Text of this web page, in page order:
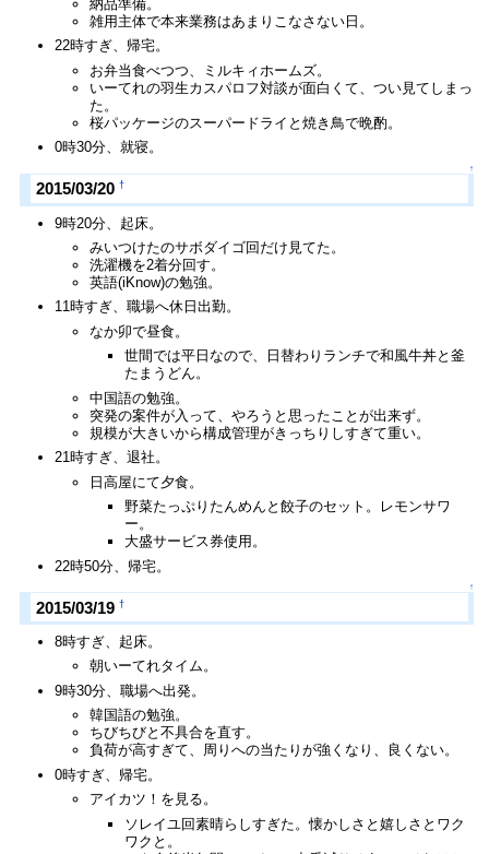
納品準備。
雑用主体で本来業務はあまりこなさない日。
22時すぎ、帰宅。
お弁当食べつつ、ミルキィホームズ。
いーてれの羽生カスパロフ対談が面白くて、つい見てしまっ
た。
桜パッケージのスーパードライと焼き鳥で晩酌。
0時30分、就寝。
↑
2015/03/20 †
9時20分、起床。
みいつけたのサボダイゴ回だけ見てた。
洗濯機を2着分回す。
英語(iKnow)の勉強。
11時すぎ、職場へ休日出勤。
なか卯で昼食。
世間では平日なので、日替わりランチで和風牛丼と釜
たまうどん。
中国語の勉強。
突発の案件が入って、やろうと思ったことが出来ず。
規模が大きいから構成管理がきっちりしすぎて重い。
21時すぎ、退社。
日高屋にて夕食。
野菜たっぷりたんめんと餃子のセット。レモンサワ
ー。
大盛サービス券使用。
22時50分、帰宅。
↑
2015/03/19 †
8時すぎ、起床。
朝いーてれタイム。
9時30分、職場へ出発。
韓国語の勉強。
ちびちびと不具合を直す。
負荷が高すぎて、周りへの当たりが強くなり、良くない。
0時すぎ、帰宅。
アイカツ！を見る。
ソレイユ回素晴らしすぎた。懐かしさと嬉しさとワク
ワクと。